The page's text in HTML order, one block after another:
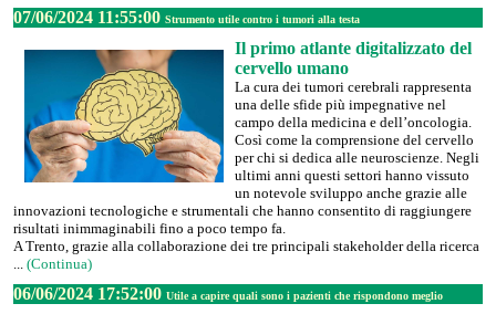
07/06/2024 11:55:00 Strumento utile contro i tumori alla testa
Il primo atlante digitalizzato del
cervello umano
La cura dei tumori cerebrali rappresenta
una delle sfide più impegnative nel
campo della medicina e dell’oncologia.
Così come la comprensione del cervello
per chi si dedica alle neuroscienze. Negli
ultimi anni questi settori hanno vissuto
un notevole sviluppo anche grazie alle
innovazioni tecnologiche e strumentali che hanno consentito di raggiungere
risultati inimmaginabili fino a poco tempo fa.
A Trento, grazie alla collaborazione dei tre principali stakeholder della ricerca
... (Continua)
06/06/2024 17:52:00 Utile a capire quali sono i pazienti che rispondono meglio